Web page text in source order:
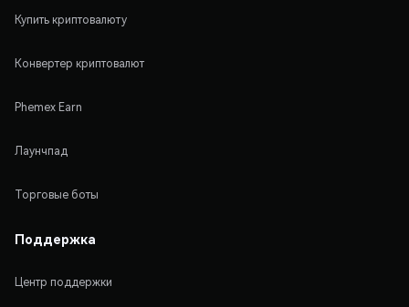
Купить криптовалюту
Конвертер криптовалют
Phemex Earn
Лаунчпад
Торговые боты
Поддержка
Центр поддержки